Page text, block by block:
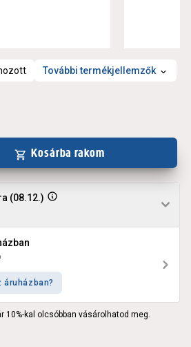
További termékjellemzők
(08.12.)
áruházban?
Kosárba rakom
10%-kal olcsóbban vásárolhatod meg.